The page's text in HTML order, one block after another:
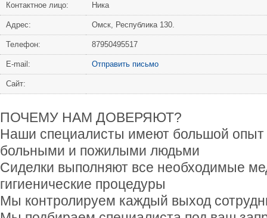
Контактное лицо: Ника
Адрес: Омск, Республика 130.
Телефон: 87950495517
Е-mail: Отправить письмо
Сайт:
ПОЧЕМУ НАМ ДОВЕРЯЮТ?
Наши специалисты имеют большой опыт
больными и пожилыми людьми
Сиделки выполняют все необходимые
гигиенические процедуры
Мы контролируем каждый выход